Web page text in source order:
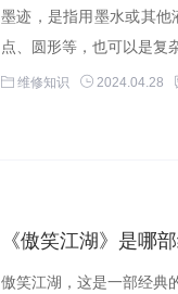
墨迹，是指用墨水或其他
点、圆形等，也可以是复
维修知识 2024.04.28
《傲笑江湖》是哪
傲笑江湖，这是一部经典